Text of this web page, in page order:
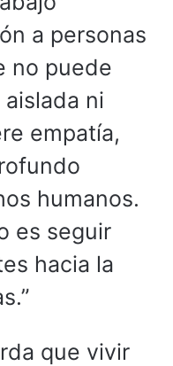
a personas
no puede
ni
empatía,
humanos.
es seguir
hacia la
que vivir